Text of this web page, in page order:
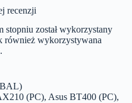
recenzji
został wykorzystany
również wykorzystywana
(PC), Asus BT400 (PC),